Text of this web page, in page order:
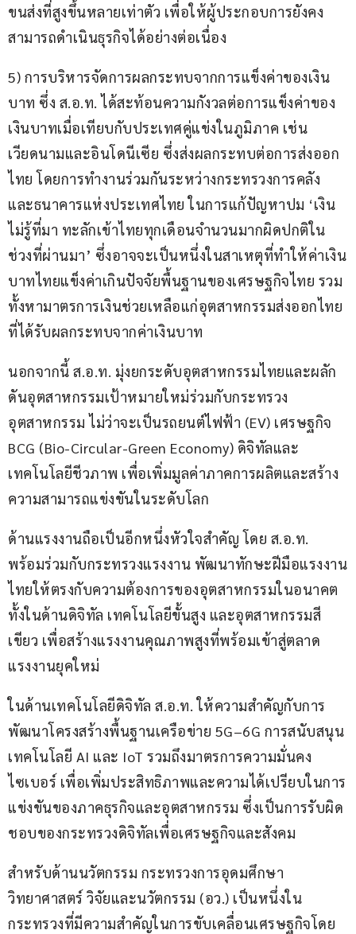
ขนส่งที่สูงขึ้นหลายเท่าตัว เพื่อให้ผู้ประกอบการยังคง
สามารถดำเนินธุรกิจได้อย่างต่อเนื่อง
5) การบริหารจัดการผลกระทบจากการแข็งค่าของเงิน
บาท ซึ่ง ส.อ.ท. ได้สะท้อนความกังวลต่อการแข็งค่าของ
เงินบาทเมื่อเทียบกับประเทศคู่แข่งในภูมิภาค เช่น
เวียดนามและอินโดนีเซีย ซึ่งส่งผลกระทบต่อการส่งออก
ไทย โดยการทำงานร่วมกันระหว่างกระทรวงการคลัง
และธนาคารแห่งประเทศไทย ในการแก้ปัญหาปม ‘เงิน
ไม่รู้ที่มา ทะลักเข้าไทยทุกเดือนจำนวนมากผิดปกติใน
ช่วงที่ผ่านมา’ ซึ่งอาจจะเป็นหนึ่งในสาเหตุที่ทำให้ค่าเงิน
บาทไทยแข็งค่าเกินปัจจัยพื้นฐานของเศรษฐกิจไทย รวม
ทั้งหามาตรการเงินช่วยเหลือแก่อุตสาหกรรมส่งออกไทย
ที่ได้รับผลกระทบจากค่าเงินบาท
นอกจากนี้ ส.อ.ท. มุ่งยกระดับอุตสาหกรรมไทยและผลัก
ดันอุตสาหกรรมเป้าหมายใหม่ร่วมกับกระทรวง
อุตสาหกรรม ไม่ว่าจะเป็นรถยนต์ไฟฟ้า (EV) เศรษฐกิจ
BCG (Bio-Circular-Green Economy) ดิจิทัลและ
เทคโนโลยีชีวภาพ เพื่อเพิ่มมูลค่าภาคการผลิตและสร้าง
ความสามารถแข่งขันในระดับโลก
ด้านแรงงานถือเป็นอีกหนึ่งหัวใจสำคัญ โดย ส.อ.ท.
พร้อมร่วมกับกระทรวงแรงงาน พัฒนาทักษะฝีมือแรงงาน
ไทยให้ตรงกับความต้องการของอุตสาหกรรมในอนาคต
ทั้งในด้านดิจิทัล เทคโนโลยีขั้นสูง และอุตสาหกรรมสี
เขียว เพื่อสร้างแรงงานคุณภาพสูงที่พร้อมเข้าสู่ตลาด
แรงงานยุคใหม่
ในด้านเทคโนโลยีดิจิทัล ส.อ.ท. ให้ความสำคัญกับการ
พัฒนาโครงสร้างพื้นฐานเครือข่าย 5G–6G การสนับสนุน
เทคโนโลยี AI และ IoT รวมถึงมาตรการความมั่นคง
ไซเบอร์ เพื่อเพิ่มประสิทธิภาพและความได้เปรียบในการ
แข่งขันของภาคธุรกิจและอุตสาหกรรม ซึ่งเป็นการรับผิด
ชอบของกระทรวงดิจิทัลเพื่อเศรษฐกิจและสังคม
สำหรับด้านนวัตกรรม กระทรวงการอุดมศึกษา
วิทยาศาสตร์ วิจัยและนวัตกรรม (อว.) เป็นหนึ่งใน
กระทรวงที่มีความสำคัญในการขับเคลื่อนเศรษฐกิจโดย